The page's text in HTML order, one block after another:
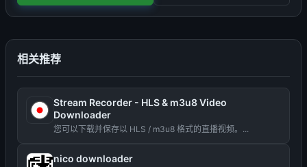
相关推荐
Stream Recorder - HLS & m3u8 Video
Downloader
您可以下载并保存以 HLS / m3u8 格式的直播视频。...
nico downloader